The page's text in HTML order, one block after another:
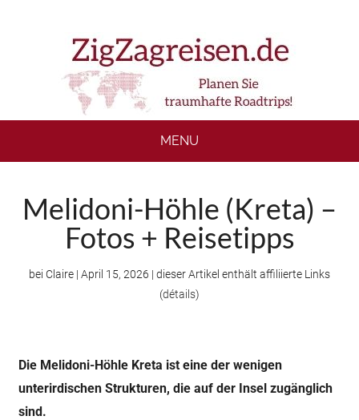
MENU
Melidoni-Höhle (Kreta) –
Fotos + Reisetipps
bei Claire | April 15, 2026 | dieser Artikel enthält affiliierte Links
(détails)
Die Melidoni-Höhle Kreta ist eine der wenigen
unterirdischen Strukturen, die auf der Insel zugänglich
sind.